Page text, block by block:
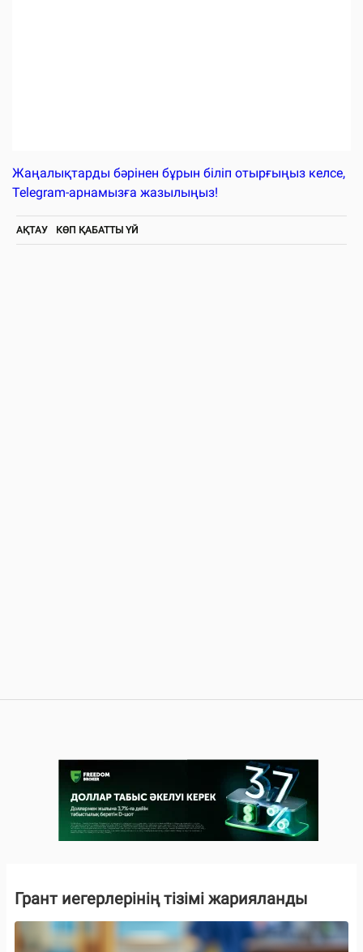
Жаңалықтарды бәрінен бұрын біліп отырғыңыз келсе,
Telegram-арнамызға жазылыңыз!
АҚТАУ КӨП ҚАБАТТЫ ҮЙ